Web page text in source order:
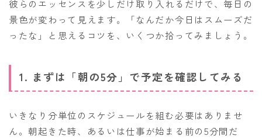
彼らのエッセンスを少しだけ取り入れるだけで、毎日の
景色が変わって見えます。「なんだか今日はスムーズだ
ったな」と思えるコツを、いくつか拾ってみましょう。
1. まずは「朝の5分」で予定を確認してみる
いきなり分単位のスケジュールを組む必要はありませ
ん。朝起きた時、あるいは仕事が始まる前の5分間だ